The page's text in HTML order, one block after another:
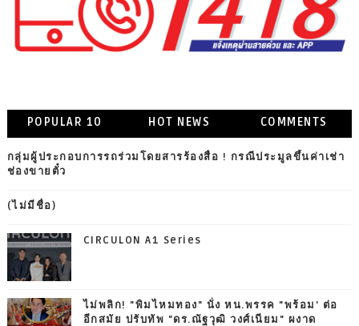
POPULAR 10 HOT NEWS COMMENTS
กลุ่มผู้ประกอบการรถร่วมโดยสารร้องสื่อ ! กรณีประมูลขึ้นค่าเช่า
ช่องขายตั๋ว
(ไม่มีชื่อ)
CIRCULON A1 Series
ไม่พลิก! "พิมไหมทอง" นั่ง หน.พรรค "พร้อม' ต่อ
อีกสมัย ปรับทัพ "ดร.ณัฐวุฒิ วงศ์เนียม" ผงาด